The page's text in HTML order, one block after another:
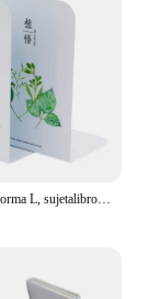
Sujetalibros en forma L, sujetalibros decorativos, tapones para libros, 2 uds.